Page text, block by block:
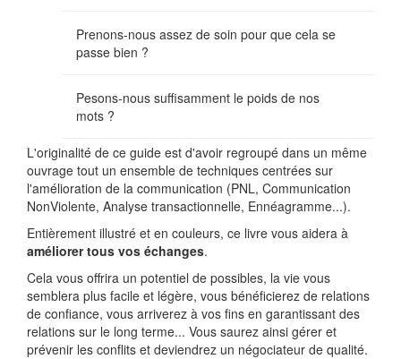
Prenons-nous assez de soin pour que cela se
passe bien ?
Pesons-nous suffisamment le poids de nos
mots ?
L'originalité de ce guide est d'avoir regroupé dans un même
ouvrage tout un ensemble de techniques centrées sur
l'amélioration de la communication (PNL, Communication
NonViolente, Analyse transactionnelle, Ennéagramme...).
Entièrement illustré et en couleurs, ce livre vous aidera à
améliorer tous vos échanges.
Cela vous offrira un potentiel de possibles, la vie vous
semblera plus facile et légère, vous bénéficierez de relations
de confiance, vous arriverez à vos fins en garantissant des
relations sur le long terme... Vous saurez ainsi gérer et
prévenir les conflits et deviendrez un négociateur de qualité.